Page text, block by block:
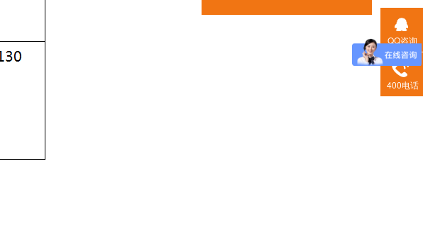
QQ咨询
400电话